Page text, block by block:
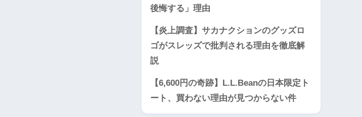
後悔する」理由
【炎上調査】サカナクションのグッズロ
ゴがスレッズで批判される理由を徹底解
説
【6,600円の奇跡】L.L.Beanの日本限定ト
ート、買わない理由が見つからない件